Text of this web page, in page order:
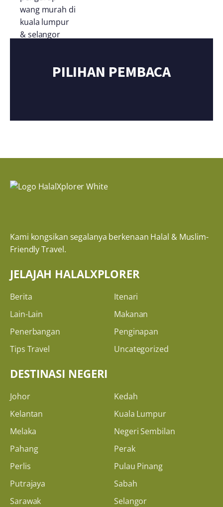
PILIHAN PEMBACA
Kami kongsikan segalanya berkenaan Halal & Muslim-
Friendly Travel.
JELAJAH HALALXPLORER
Berita
Itenari
Lain-Lain
Makanan
Penerbangan
Penginapan
Tips Travel
Uncategorized
DESTINASI NEGERI
Johor
Kedah
Kelantan
Kuala Lumpur
Melaka
Negeri Sembilan
Pahang
Perak
Perlis
Pulau Pinang
Putrajaya
Sabah
Sarawak
Selangor